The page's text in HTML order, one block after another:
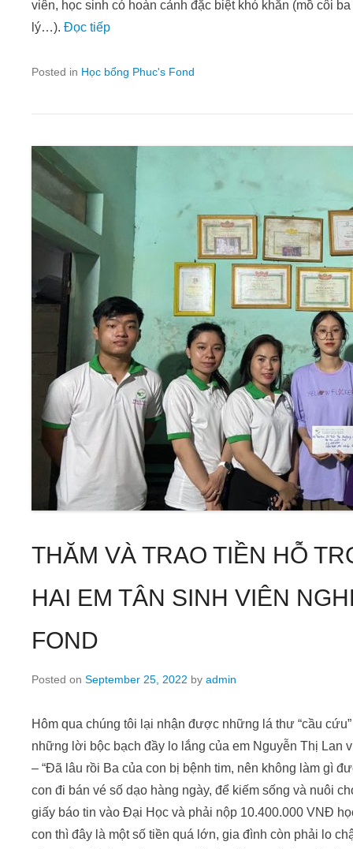
viên, học sinh có hoàn cảnh đặc biệt khó khăn (mồ côi
lý…). Đọc tiếp
Posted in Học bổng Phuc's Fond
THĂM VÀ TRAO TIỀN HỖ
HAI EM TÂN SINH VIÊN
FOND
Posted on September 25, 2022 by admin
Hôm qua chúng tôi lại nhận được những lá thư “cầu
những lời bộc bạch đầy lo lắng của em Nguyễn Thị Lan
– “Đã lâu rồi Ba của con bị bệnh tim, nên không làm gì
con đi bán vé số dạo hàng ngày, để kiếm sống và nuôi
giấy báo tin vào Đại Học và phải nộp 10.400.000 VNĐ
con thì đây là một số tiền quá lớn, gia đình còn phải lo